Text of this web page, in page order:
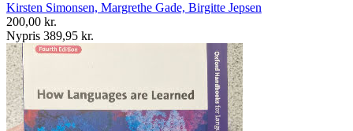
Kirsten Simonsen, Margrethe Gade, Birgitte Jepsen
200,00 kr.
Nypris 389,95 kr.